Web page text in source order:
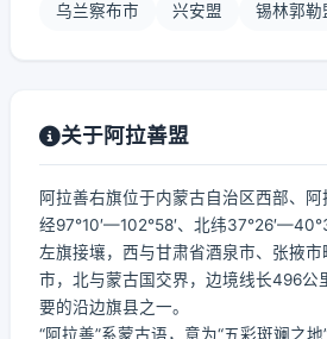
乌兰察布市 兴安盟 锡林郭勒
关于阿拉善盟
阿拉善右旗位于内蒙古自治区西部、
经97°10′—102°58′、北纬
左旗接壤，西与甘肃省酒泉市、张掖
市，北与蒙古国交界，边境线长496公
要的沿边旗县之一。
“阿拉善”系蒙古语，意为“五彩斑斓之